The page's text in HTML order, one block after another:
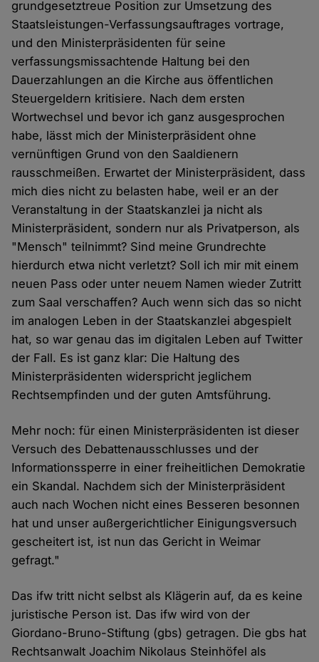
grundgesetztreue Position zur Umsetzung des
Staatsleistungen-Verfassungsauftrages vortrage,
und den Ministerpräsidenten für seine
verfassungsmissachtende Haltung bei den
Dauerzahlungen an die Kirche aus öffentlichen
Steuergeldern kritisiere. Nach dem ersten
Wortwechsel und bevor ich ganz ausgesprochen
habe, lässt mich der Ministerpräsident ohne
vernünftigen Grund von den Saaldienern
rausschmeißen. Erwartet der Ministerpräsident, dass
mich dies nicht zu belasten habe, weil er an der
Veranstaltung in der Staatskanzlei ja nicht als
Ministerpräsident, sondern nur als Privatperson, als
"Mensch" teilnimmt? Sind meine Grundrechte
hierdurch etwa nicht verletzt? Soll ich mir mit einem
neuen Pass oder unter neuem Namen wieder Zutritt
zum Saal verschaffen? Auch wenn sich das so nicht
im analogen Leben in der Staatskanzlei abgespielt
hat, so war genau das im digitalen Leben auf Twitter
der Fall. Es ist ganz klar: Die Haltung des
Ministerpräsidenten widerspricht jeglichem
Rechtsempfinden und der guten Amtsführung.
Mehr noch: für einen Ministerpräsidenten ist dieser
Versuch des Debattenausschlusses und der
Informationssperre in einer freiheitlichen Demokratie
ein Skandal. Nachdem sich der Ministerpräsident
auch nach Wochen nicht eines Besseren besonnen
hat und unser außergerichtlicher Einigungsversuch
gescheitert ist, ist nun das Gericht in Weimar
gefragt."
Das ifw tritt nicht selbst als Klägerin auf, da es keine
juristische Person ist. Das ifw wird von der
Giordano-Bruno-Stiftung (gbs) getragen. Die gbs hat
Rechtsanwalt Joachim Nikolaus Steinhöfel als